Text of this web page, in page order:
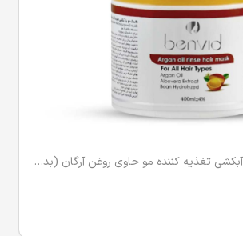
ماسک مو بنوید با آبکشی تغذیه کننده مو حاوی روغن آرگان (بدون سولفات و پارابن)